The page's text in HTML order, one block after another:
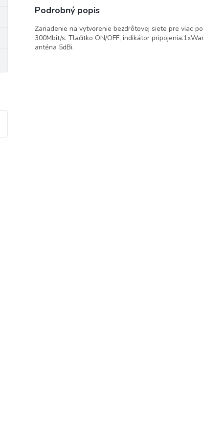
Podrobný popis
Zariadenie na vytvorenie bezdrôtovej siete pre viac
300Mbit/s. Tlačítko ON/OFF, indikátor
anténa 5dBi.